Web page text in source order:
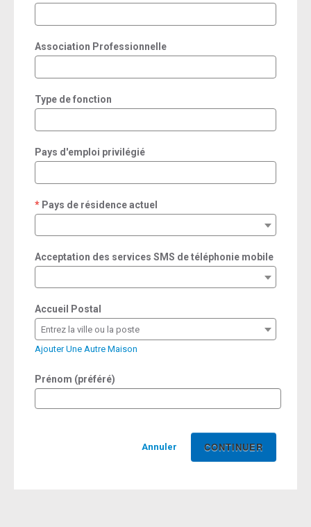
Association Professionnelle
Type de fonction
Pays d'emploi privilégié
Pays de résidence actuel
required
Acceptation des services SMS de téléphonie mobile
Accueil Postal
Entrez la ville ou la poste
Ajouter Une Autre Maison
Prénom (préféré)
Annuler